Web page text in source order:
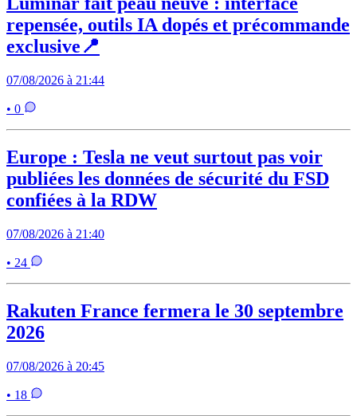
repensée, outils IA dopés et précommande
exclusive📍
07/08/2026 à 21:44
• 0
Europe : Tesla ne veut surtout pas voir
publiées les données de sécurité du FSD
confiées à la RDW
07/08/2026 à 21:40
• 24
Rakuten France fermera le 30 septembre
2026
07/08/2026 à 20:45
• 18